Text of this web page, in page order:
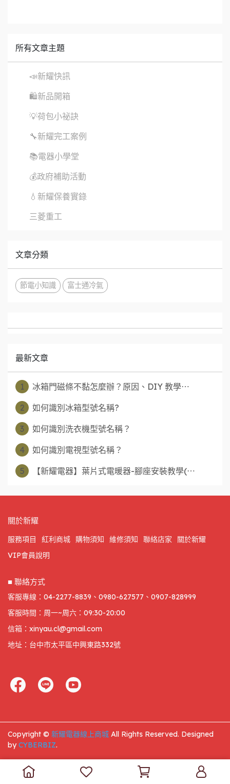
所有文章主題
📣新耀快訊
🛍新品開箱
💡荷包小祕訣
🔧新耀完工案例
📚電器小學堂
💰政府補助活動
💧新耀保養實錄
三菱重工
文章分類
節電小知識 富士通冷氣
最新文章
1 冰箱門磁條不黏怎麼辦？原因、DIY 教學⋯
2 如何識別冰箱型號名稱?
3 如何識別洗衣機型號名稱？
4 如何識別電視型號名稱？
5 【新耀電器】葉片式電暖器-腳座安裝教學(⋯
關於新耀
服務項目 紅利商城 購物須知 維修須知 聯絡店家
關於新耀
VIP會員說明
■ 聯絡方式
客服專線：04-2277-8839、0980-627577、0907-828999
客服時間：周一~周六：09:30-20:00
信箱：xinyau.cl@gmail.com
地址：台中市太平區中興東路332號
Copyright © 新耀電器線上商城 All Rights Reserved. Designed
byCYBERBIZ.